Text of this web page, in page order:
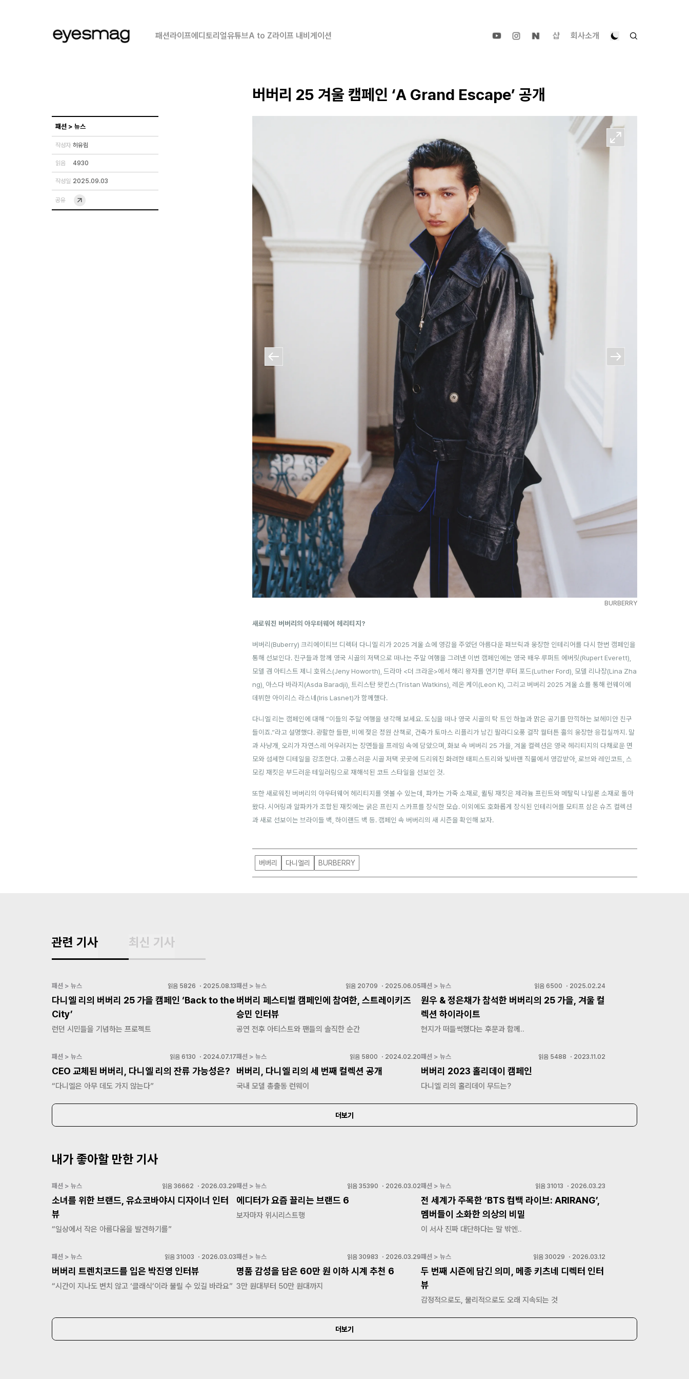
패션라이프에디토리얼유튜브A to Z라이프 내비게이션 샵 회사소개
버버리 25 겨울 캠페인 ‘A Grand Escape’ 공개
패션 > 뉴스
작성자 허유림
읽음 4930
작성일 2025.09.03
공유
BURBERRY
새로워진 버버리의 아우터웨어 헤리티지?
버버리(Buberry) 크리에이티브 디렉터 다니엘 리가 2025 겨울 쇼에 영감을 주었던 아름다운 패브릭과 웅장한 인테리어를 다시 한번 캠페인을
통해 선보인다. 친구들과 함께 영국 시골의 저택으로 떠나는 주말 여행을 그려낸 이번 캠페인에는 영국 배우 루퍼트 에버릿(Rupert Everett),
모델 겸 아티스트 제니 호워스(Jeny Howorth), 드라마 <더 크라운>에서 해리 왕자를 연기한 루터 포드(Luther Ford), 모델 리나장(Lina Zha
ng), 아스다 바라지(Asda Baradji), 트리스탄 왓킨스(Tristan Watkins), 레온 케이(Leon K), 그리고 버버리 2025 겨울 쇼를 통해 런웨이에
데뷔한 아이리스 라스네(Iris Lasnet)가 함께했다.
다니엘 리는 캠페인에 대해 “이들의 주말 여행을 생각해 보세요. 도심을 떠나 영국 시골의 탁 트인 하늘과 맑은 공기를 만끽하는 보헤미안 친구
들이죠.”라고 설명했다.광활한 들판, 비에 젖은 정원 산책로, 건축가 토마스 리플리가 남긴 팔라디오풍 걸작 월터튼 홀의 웅장한 응접실까지. 말
과 사냥개, 오리가 자연스레 어우러지는 장면들을 프레임 속에 담았으며, 화보 속 버버리 25 가을, 겨울 컬렉션은 영국 헤리티지의 다채로운 면
모와 섬세한 디테일을 강조한다. 고풍스러운 시골 저택 곳곳에 드리워진 화려한 태피스트리와 빛바랜 직물에서 영감받아, 로브와 레인코트, 스
모킹 재킷은 부드러운 테일러링으로 재해석된 코트 스타일을 선보인 것.
또한 새로워진 버버리의 아우터웨어 헤리티지를 엿볼 수 있는데, 파카는 가죽 소재로, 퀼팅 재킷은 제라늄 프린트와 메탈릭 나일론 소재로 돌아
왔다. 시어링과 알파카가 조합된 재킷에는 굵은 프린지 스카프를 장식한 모습. 이외에도 호화롭게 장식된 인테리어를 모티프 삼은 슈즈 컬렉션
과 새로 선보이는 브라이들 백, 하이랜드 백 등. 캠페인 속 버버리의 새 시즌을 확인해 보자.
버버리 다니엘리 BURBERRY
관련 기사 최신 기사
패션 > 뉴스 읽음 5826 ・ 2025.08.13
다니엘 리의 버버리 25 가을 캠페인 ‘Back to the
City’
런던 시민들을 기념하는 프로젝트
패션 > 뉴스 읽음 20709 ・ 2025.06.05
버버리 페스티벌 캠페인에 참여한, 스트레이키즈
승민 인터뷰
공연 전후 아티스트와 팬들의 솔직한 순간
패션 > 뉴스 읽음 6500 ・ 2025.02.24
원우 & 정은채가 참석한 버버리의 25 가을, 겨울 컬
렉션 하이라이트
현지가 떠들썩했다는 후문과 함께..
패션 > 뉴스 읽음 6130 ・ 2024.07.17
CEO 교체된 버버리, 다니엘 리의 잔류 가능성은?
“다니엘은 아무 데도 가지 않는다”
패션 > 뉴스 읽음 5800 ・ 2024.02.20
버버리, 다니엘 리의 세 번째 컬렉션 공개
국내 모델 총출동 런웨이
패션 > 뉴스 읽음 5488 ・ 2023.11.02
버버리 2023 홀리데이 캠페인
다니엘 리의 홀리데이 무드는?
더보기
내가 좋아할 만한 기사
패션 > 뉴스 읽음 36662 ・ 2026.03.29
소녀를 위한 브랜드, 유쇼코바야시 디자이너 인터
뷰
“일상에서 작은 아름다움을 발견하기를”
패션 > 뉴스 읽음 35390 ・ 2026.03.02
에디터가 요즘 끌리는 브랜드 6
보자마자 위시리스트행
패션 > 뉴스 읽음 31013 ・ 2026.03.23
전 세계가 주목한 ‘BTS 컴백 라이브: ARIRANG’,
멤버들이 소화한 의상의 비밀
이 서사 진짜 대단하다는 말 밖엔..
패션 > 뉴스 읽음 31003 ・ 2026.03.03
버버리 트렌치코드를 입은 박진영 인터뷰
“시간이 지나도 변치 않고 ‘클래식’이라 불릴 수 있길 바라요”
패션 > 뉴스 읽음 30983 ・ 2026.03.29
명품 감성을 담은 60만 원 이하 시계 추천 6
3만 원대부터 50만 원대까지
패션 > 뉴스 읽음 30029 ・ 2026.03.12
두 번째 시즌에 담긴 의미, 메종 키츠네 디렉터 인터
뷰
감정적으로도, 물리적으로도 오래 지속되는 것
더보기